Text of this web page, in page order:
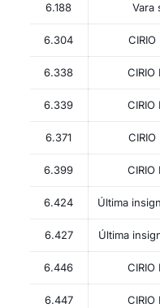
6.188 Vara
6.304 CIRIO
6.338 CIRIO
6.339 CIRIO
6.371 CIRIO
6.399 CIRIO
6.424 Última
6.427 Última
6.446 CIRIO
6.447 CIRIO